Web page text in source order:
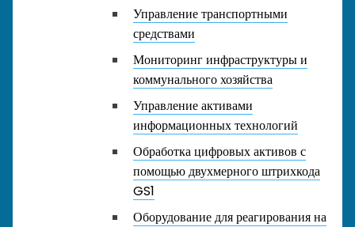
Управление транспортными
средствами
Мониторинг инфраструктуры и
коммунального хозяйства
Управление активами
информационных технологий
Обработка цифровых активов с
помощью двухмерного штрихкода
GS1
Оборудование для реагирования на